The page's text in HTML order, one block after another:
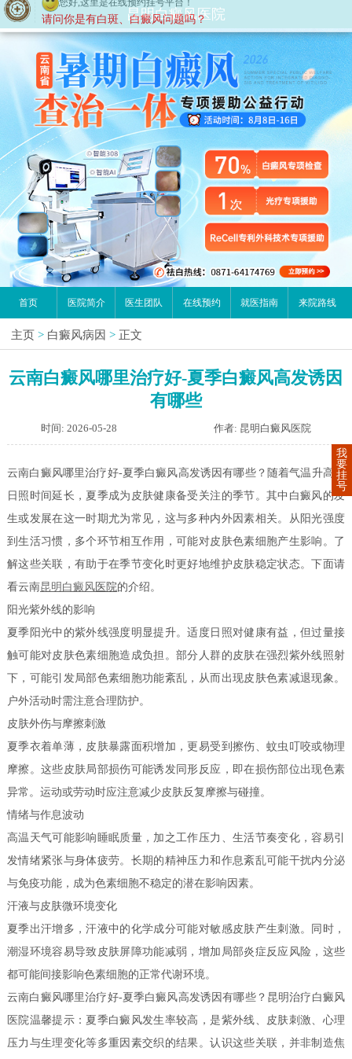
昆明白癜风医院
首页 医院简介 医生团队 在线预约 就医指南 来院路线
主页 > 白癜风病因 > 正文
云南白癜风哪里治疗好-夏季白癜风高发诱因
有哪些
时间: 2026-05-28 作者: 昆明白癜风医院
云南白癜风哪里治疗好-夏季白癜风高发诱因有哪些？随着气温升高，
日照时间延长，夏季成为皮肤健康备受关注的季节。其中白癜风的发
生或发展在这一时期尤为常见，这与多种内外因素相关。从阳光强度
到生活习惯，多个环节相互作用，可能对皮肤色素细胞产生影响。了
解这些关联，有助于在季节变化时更好地维护皮肤稳定状态。下面请
看云南昆明白癜风 医院的介绍。
阳光紫外线的影响
夏季阳光中的紫外线强度明显提升。适度日照对健康有益，但过量接
触可能对皮肤色素细胞造成负担。部分人群的皮肤在强烈紫外线照射
下，可能引发局部色素细胞功能紊乱，从而出现皮肤色素减退现象。
户外活动时需注意合理防护。
皮肤外伤与摩擦刺激
夏季衣着单薄，皮肤暴露面积增加，更易受到擦伤、蚊虫叮咬或物理
摩擦。这些皮肤局部损伤可能诱发同形反应，即在损伤部位出现色素
异常。运动或劳动时应注意减少皮肤反复摩擦与碰撞。
情绪与作息波动
高温天气可能影响睡眠质量，加之工作压力、生活节奏变化，容易引
发情绪紧张与身体疲劳。长期的精神压力和作息紊乱可能干扰内分泌
与免疫功能，成为色素细胞不稳定的潜在影响因素。
汗液与皮肤微环境变化
夏季出汗增多，汗液中的化学成分可能对敏感皮肤产生刺激。同时，
潮湿环境容易导致皮肤屏障功能减弱，增加局部炎症反应风险，这些
都可能间接影响色素细胞的正常代谢环境。
云南白癜风哪里治疗好-夏季白癜风高发诱因有哪些？昆明治疗白癜风
医院温馨提示：夏季白癜风发生率较高，是紫外线、皮肤刺激、心理
压力与生理变化等多重因素交织的结果。认识这些关联，并非制造焦
我
要
挂
号